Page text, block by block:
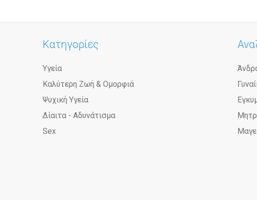
Κατηγορίες
Υγεία
Καλύτερη Ζωή & Ομορφιά
Ψυχική Υγεία
Δίαιτα - Αδυνάτισμα
Sex